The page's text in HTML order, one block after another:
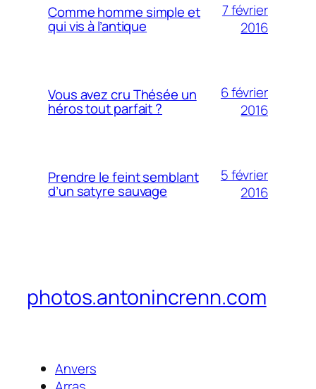
Comme homme simple et
qui vis à l’antique
7 février
2016
Vous avez cru Thésée un
héros tout parfait ?
6 février
2016
Prendre le feint semblant
d’un satyre sauvage
5 février
2016
photos.antonincrenn.com
Anvers